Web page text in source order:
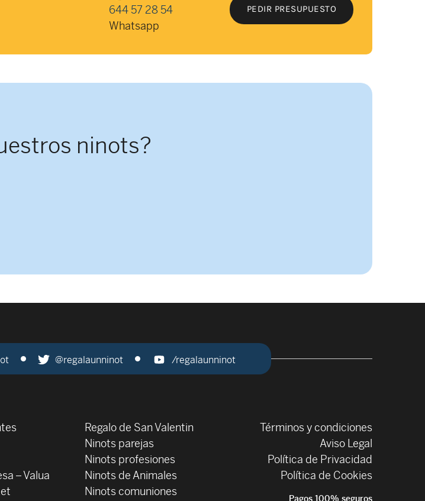
644 57 28 54
Whatsapp
PEDIR PRESUPUESTO
PEDIR PRESUPUESTO
ninots?
@regalaunninot /regalaunninot
– Valua
Regalo de San Valentin
Ninots parejas
Ninots profesiones
Ninots de Animales
Ninots comuniones
Términos y condiciones
Aviso Legal
Política de Privacidad
Política de Cookies
Pagos 100% seguros